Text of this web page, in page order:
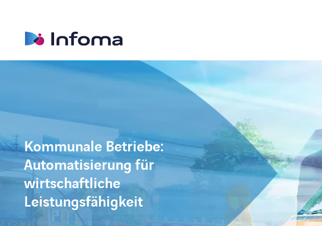
Kommunale Betriebe:
Automatisierung für
wirtschaftliche
Leistungsfähigkeit